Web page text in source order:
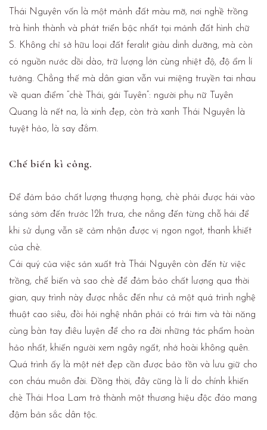
Thái Nguyên vốn là một mảnh đất màu mỡ, nơi nghề trồng
trà hình thành và phát triển bậc nhất tại mảnh đất hình chữ
S. Không chỉ sở hữu loại đất feralit giàu dinh dưỡng, mà còn
có nguồn nước dồi dào, trữ lượng lớn cùng nhiệt độ, độ ẩm lí
tưởng. Chẳng thế mà dân gian vẫn vui miệng truyền tai nhau
về quan điểm “chè Thái, gái Tuyên”: người phụ nữ Tuyên
Quang là nết na, là xinh đẹp, còn trà xanh Thái Nguyên là
tuyệt hảo, là say đắm.
Chế biến kì công.
Để đảm bảo chất lượng thượng hạng, chè phải được hái vào
sáng sớm đến trước 12h trưa, che nắng đến từng chỗ hái để
khi sử dụng vẫn sẽ cảm nhận được vị ngon ngọt, thanh khiết
của chè.
Cái quý của việc sản xuất trà Thái Nguyên còn đến từ việc
trồng, chế biến và sao chè để đảm bảo chất lượng qua thời
gian, quy trình này được nhắc đến như cả một quá trình nghệ
thuật cao siêu, đòi hỏi nghệ nhân phải có trái tim và tài năng
cùng bàn tay điêu luyện để cho ra đời những tác phẩm hoàn
hảo nhất, khiến người xem ngây ngất, nhớ hoài không quên.
Quá trình ấy là một nét đẹp cần được bảo tồn và lưu giữ cho
con cháu muôn đời. Đồng thời, đây cũng là lí do chính khiến
chè Thái Hoa Lam trở thành một thương hiệu độc đáo mang
đậm bản sắc dân tộc.